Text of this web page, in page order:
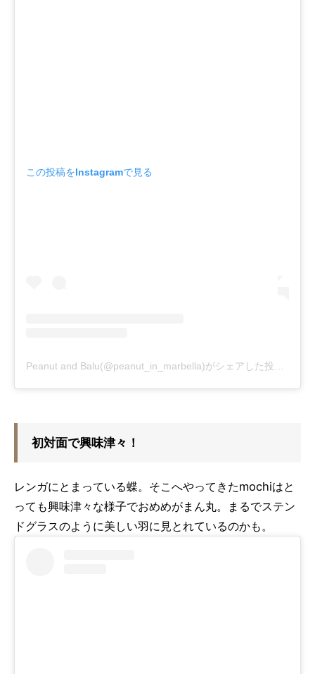
この投稿をInstagramで見る
初対面で興味津々！
レンガにとまっている蝶。そこへやってきたmochiはと
っても興味津々な様子でおめめがまん丸。まるでステン
ドグラスのように美しい羽に見とれているのかも。